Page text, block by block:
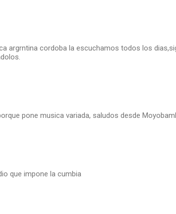
argrntina cordoba la escuchamos todos los
pone musica variada, saludos desde
que impone la cumbia